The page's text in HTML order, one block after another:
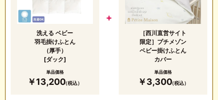
洗える ベビー
羽毛掛けふとん
（厚手）
[ダック]
単品価格
￥13,200（税込）
［西川直営サイト
限定］ プチメゾン
ベビー掛けふとん
カバー
単品価格
￥3,300（税込）